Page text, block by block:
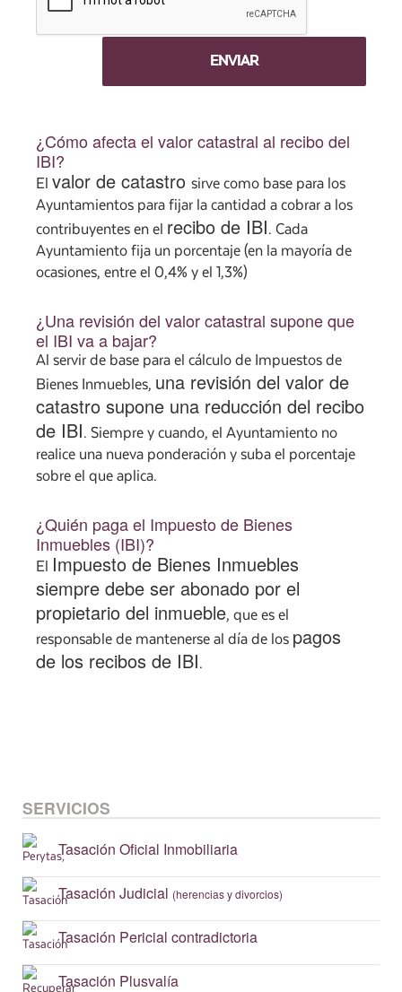
¿Cómo afecta el valor catastral al recibo del
IBI?
Elvalor de catastrosirve como base para los
Ayuntamientos para fijar la cantidad a cobrar a los
contribuyentes en el recibo de IBI. Cada
Ayuntamiento fija un porcentaje (en la mayoría de
ocasiones, entre el 0,4% y el 1,3%)
¿Una revisión del valor catastral supone que
el IBI va a bajar?
Al servir de base para el cálculo de Impuestos de
Bienes Inmuebles, una revisión del valor de
catastro supone una reducción del recibo
de IBI. Siempre y cuando, el Ayuntamiento no
realice una nueva ponderación y suba el porcentaje
sobre el que aplica.
¿Quién paga el Impuesto de Bienes
Inmuebles (IBI)?
El Impuesto de Bienes Inmuebles
siempre debe ser abonado por el
propietario del inmueble, que es el
responsable de mantenerse al día de los pagos
de los recibos de IBI.
SERVICIOS
Tasación Oficial Inmobiliaria
Tasación Judicial (herencias y divorcios)
Tasación Pericial contradictoria
Tasación Plusvalía